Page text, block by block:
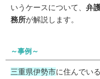
いうケースについて、弁
務所が解説します。
～事例～
三重県伊勢市に住んでい